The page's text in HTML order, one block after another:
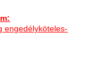
engedélyköteles-